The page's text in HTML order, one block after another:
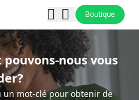
Boutique
nous vous
un mot-clé pour obtenir de